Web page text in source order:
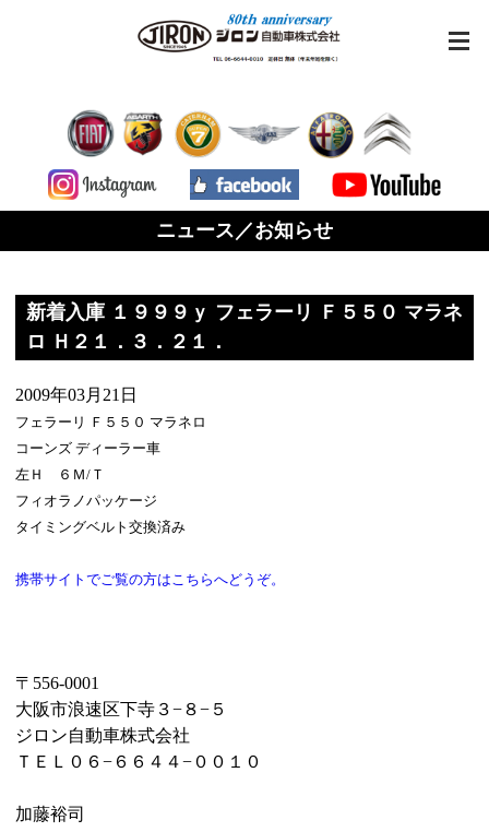
ニュース／お知らせ
新着入庫 １９９９ｙ フェラーリ Ｆ５５０ マラネ
ロ Ｈ２１．３．２１．
2009年03月21日
フェラーリ Ｆ５５０ マラネロ
コーンズ ディーラー車
左Ｈ ６Ｍ/Ｔ
フィオラノパッケージ
タイミングベルト交換済み
携帯サイトでご覧の方はこちらへどうぞ。
〒556-0001
大阪市浪速区下寺３−８−５
ジロン自動車株式会社
ＴＥＬ０６−６６４４−００１０
加藤裕司